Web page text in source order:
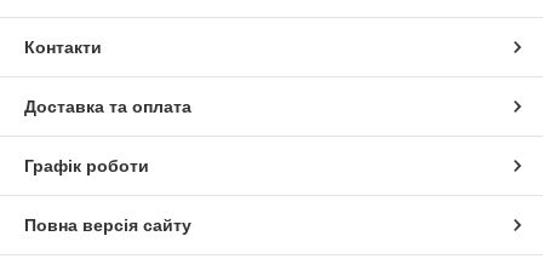
Контакти
Доставка та оплата
Графік роботи
Повна версія сайту